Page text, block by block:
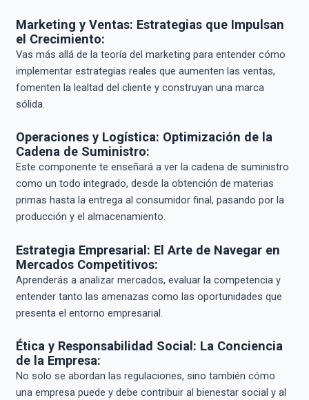
Marketing y Ventas: Estrategias que Impulsan
el Crecimiento:
Vas más allá de la teoría del marketing para entender cómo
implementar estrategias reales que aumenten las ventas,
fomenten la lealtad del cliente y construyan una marca
sólida.
Operaciones y Logística: Optimización de la
Cadena de Suministro:
Este componente te enseñará a ver la cadena de suministro
como un todo integrado, desde la obtención de materias
primas hasta la entrega al consumidor final, pasando por la
producción y el almacenamiento.
Estrategia Empresarial: El Arte de Navegar en
Mercados Competitivos:
Aprenderás a analizar mercados, evaluar la competencia y
entender tanto las amenazas como las oportunidades que
presenta el entorno empresarial.
Ética y Responsabilidad Social: La Conciencia
de la Empresa:
No solo se abordan las regulaciones, sino también cómo
una empresa puede y debe contribuir al bienestar social y al